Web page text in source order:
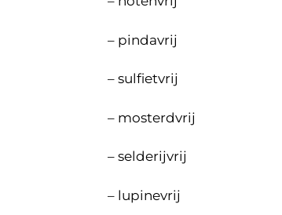
– pindavrij
– sulfietvrij
– mosterdvrij
– selderijvrij
– lupinevrij